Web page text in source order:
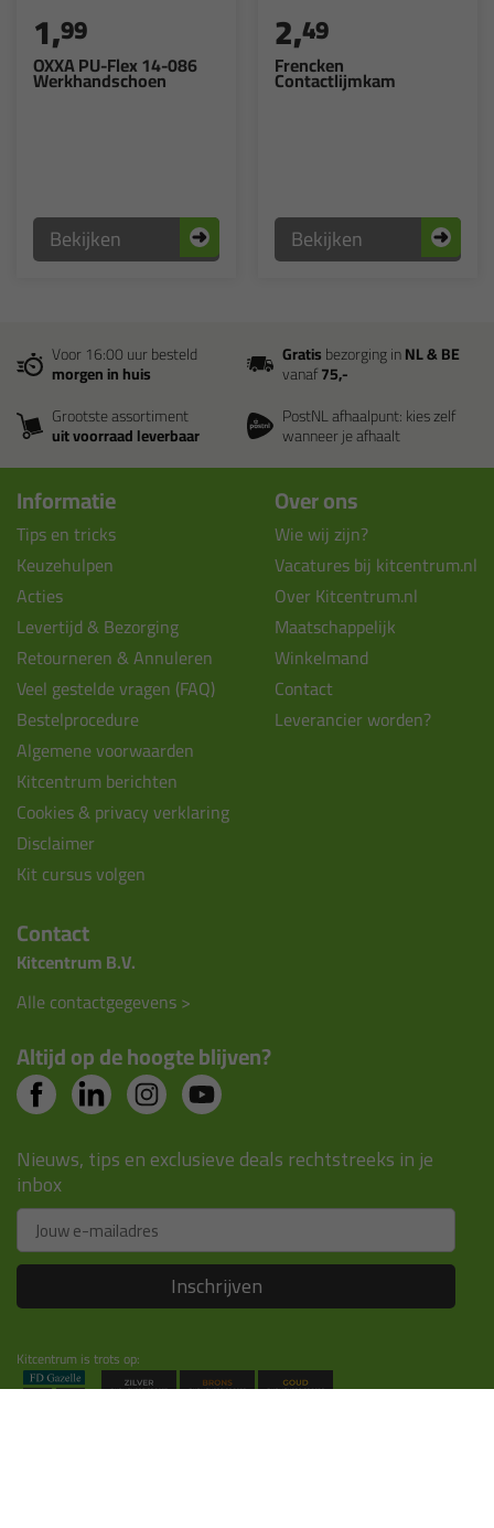
OXXA PU-Flex 14-086
Werkhandschoen
1,99
Bekijken
Frencken
Contactlijmkam
2,49
Bekijken
Voor 16:00 uur besteld
morgen in huis
Gratisbezorging inNL & BE
vanaf75,-
Grootste assortiment
uit voorraad leverbaar
PostNL afhaalpunt: kies zelf
wanneer je afhaalt
Informatie
Tips en tricks
Keuzehulpen
Acties
Levertijd & Bezorging
Retourneren & Annuleren
Veel gestelde vragen (FAQ)
Bestelprocedure
Algemene voorwaarden
Kitcentrum berichten
Cookies & privacy verklaring
Disclaimer
Kit cursus volgen
Over ons
Wie wij zijn?
Vacatures bij kitcentrum.nl
Over Kitcentrum.nl
Maatschappelijk
Winkelmand
Contact
Leverancier worden?
Contact
Kitcentrum B.V.
Alle contactgegevens >
Altijd op de hoogte blijven?
Nieuws, tips en exclusieve deals rechtstreeks in je
inbox
Email
Inschrijven
Kitcentrum is trots op: